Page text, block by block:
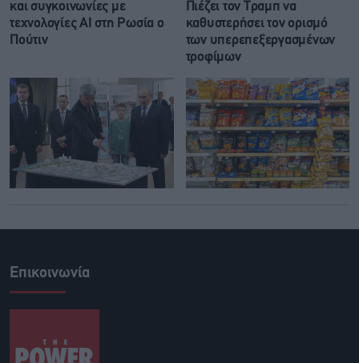
και συγκοινωνίες με
τεχνολογίες AI στη Ρωσία ο
Πούτιν
Πιέζει τον Τραμπ να
καθυστερήσει τον ορισμό
των υπερεπεξεργασμένων
τροφίμων
Επικοινωνία